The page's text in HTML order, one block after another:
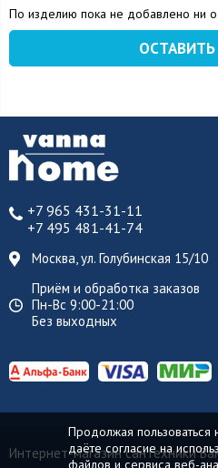
По изделию пока не добавлено ни
+7 965 431-31-11
+7 495 481-41-74
Москва, ул. Голубинская 15/10
Приём и обработка заказов
Пн-Вс 9:00-21:00
Без выходных
Интернет-магазин сантехники
Продолжая
даёте согласие на
файлов и сервиса веб-